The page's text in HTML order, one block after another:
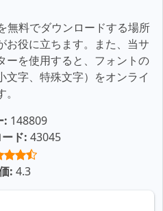
料でダウンロードする場所
お役に立ちます。また、当サ
ーを使用すると、フォントの
文字、特殊文字）をオンライ
: 148809
ド: 43045
: 4.3